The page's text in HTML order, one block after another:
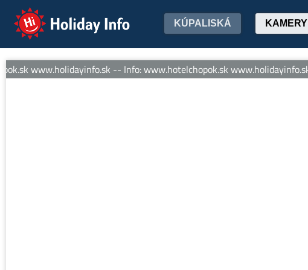
Holiday Info KÚPALISKÁ KAMERY
www.holidayinfo.sk -- Info: www.hotelchopok.sk www.holidayinfo.sk